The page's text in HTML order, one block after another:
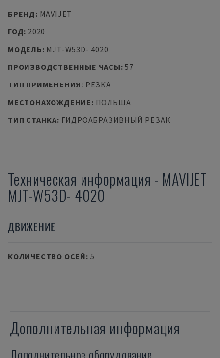
БРЕНД: MAVIJET
ГОД: 2020
МОДЕЛЬ: MJT-W53D- 4020
ПРОИЗВОДСТВЕННЫЕ ЧАСЫ:57
ТИП ПРИМЕНЕНИЯ: РЕЗКА
МЕСТОНАХОЖДЕНИЕ: ПОЛЬША
ТИП СТАНКА: ГИДРОАБРАЗИВНЫЙ РЕЗАК
Техническая информация - MAVIJET
MJT-W53D- 4020
ДВИЖЕНИЕ
КОЛИЧЕСТВО ОСЕЙ: 5
Дополнительная информация
Дополнительное оборудование